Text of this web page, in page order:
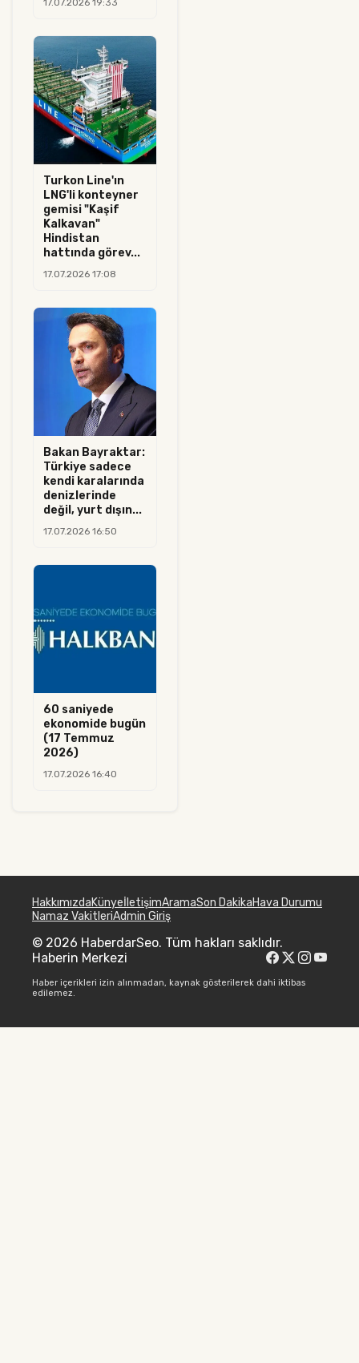
17.07.2026 19:33
Turkon Line'ın
LNG'li konteyner
gemisi "Kaşif
Kalkavan"
Hindistan
hattında görev...
17.07.2026 17:08
Bakan Bayraktar:
Türkiye sadece
kendi karalarında
denizlerinde
değil, yurt dışın...
17.07.2026 16:50
60 saniyede
ekonomide bugün
(17 Temmuz
2026)
17.07.2026 16:40
HakkımızdaKünyeİletişimAramaSon DakikaHava Durumu
Namaz VakitleriAdmin Giriş
© 2026 HaberdarSeo. Tüm hakları saklıdır.
Haberin Merkezi
Haber içerikleri izin alınmadan, kaynak gösterilerek dahi iktibas
edilemez.